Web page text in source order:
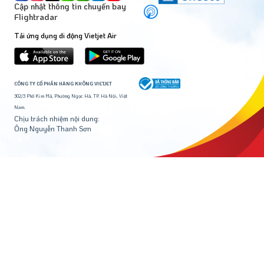
Cập nhật thông tin chuyến bay
Flightradar
Tải ứng dụng di động Vietjet Air
CÔNG TY CỔ PHẦN HÀNG KHÔNG VIETJET
302/3 Phố Kim Mã, Phường Ngọc Hà, TP. Hà Nội, Việt
Nam.
Chịu trách nhiệm nội dung:
Ông Nguyễn Thanh Sơn